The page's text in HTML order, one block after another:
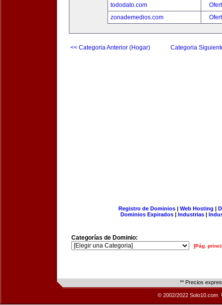
tododato.com
zonademedios.com
<< Categoria Anterior (Hogar) Categoria
Registro de Dominios| Web Hosting |
Dominios Expirados | Industrias |
Categorías de Dominio:
[Pág.
** Precios
© 2002/2022 Solo10.com